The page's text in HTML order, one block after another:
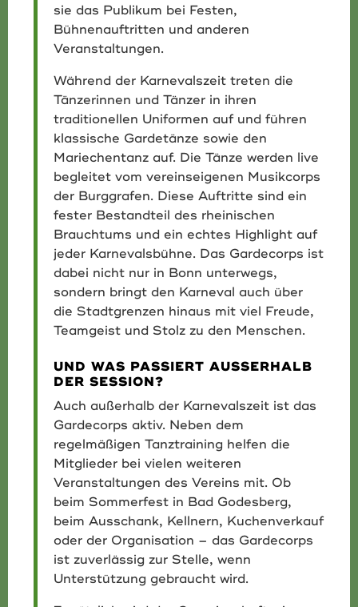
sie das Publikum bei Festen,
Bühnenauftritten und anderen
Veranstaltungen.
Während der Karnevalszeit treten die
Tänzerinnen und Tänzer in ihren
traditionellen Uniformen auf und führen
klassische Gardetänze sowie den
Mariechentanz auf. Die Tänze werden live
begleitet vom vereinseigenen Musikcorps
der Burggrafen. Diese Auftritte sind ein
fester Bestandteil des rheinischen
Brauchtums und ein echtes Highlight auf
jeder Karnevalsbühne. Das Gardecorps ist
dabei nicht nur in Bonn unterwegs,
sondern bringt den Karneval auch über
die Stadtgrenzen hinaus mit viel Freude,
Teamgeist und Stolz zu den Menschen.
UND WAS PASSIERT AUSSERHALB D
ER SESSION?
Auch außerhalb der Karnevalszeit ist das
Gardecorps aktiv. Neben dem
regelmäßigen Tanztraining helfen die
Mitglieder bei vielen weiteren
Veranstaltungen des Vereins mit. Ob
beim Sommerfest in Bad Godesberg,
beim Ausschank, Kellnern, Kuchenverkauf
oder der Organisation – das Gardecorps
ist zuverlässig zur Stelle, wenn
Unterstützung gebraucht wird.